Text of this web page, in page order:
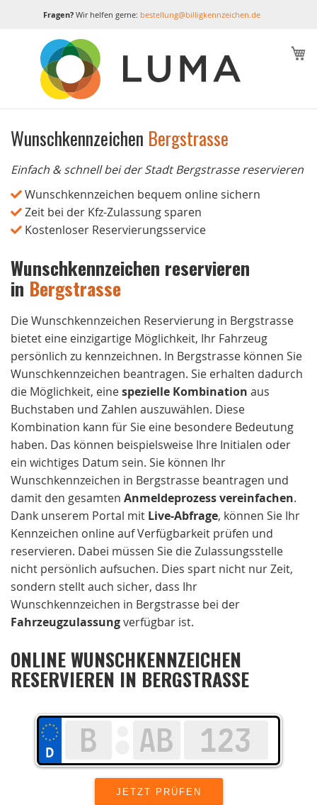
Fragen?Wir helfen gerne: bestellung@billigkennzeichen.de
Wunschkennzeichen Bergstrasse
Einfach & schnell bei der Stadt Bergstrasse reservieren
Wunschkennzeichen bequem online sichern
Zeit bei der Kfz-Zulassung sparen
Kostenloser Reservierungsservice
Wunschkennzeichen reservieren
in Bergstrasse
Die Wunschkennzeichen Reservierung in Bergstrasse
bietet eine einzigartige Möglichkeit, Ihr Fahrzeug
persönlich zu kennzeichnen. In Bergstrasse können Sie
Wunschkennzeichen beantragen. Sie erhalten dadurch
die Möglichkeit, einespezielle Kombination aus
Buchstaben und Zahlen auszuwählen. Diese
Kombination kann für Sie eine besondere Bedeutung
haben. Das können beispielsweise Ihre Initialen oder
ein wichtiges Datum sein. Sie können Ihr
Wunschkennzeichen in Bergstrasse beantragen und
damit den gesamten Anmeldeprozess vereinfachen.
Dank unserem Portal mit Live-Abfrage, können Sie Ihr
Kennzeichen online auf Verfügbarkeit prüfen und
reservieren. Dabei müssen Sie die Zulassungsstelle
nicht persönlich aufsuchen. Dies spart nicht nur Zeit,
sondern stellt auch sicher, dass Ihr
Wunschkennzeichen in Bergstrasse bei der
Fahrzeugzulassungverfügbar ist.
ONLINE WUNSCHKENNZEICHEN
RESERVIEREN IN BERGSTRASSE